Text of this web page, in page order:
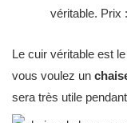
véritable. Prix
Le cuir véritable est
vous voulez un
sera très utile